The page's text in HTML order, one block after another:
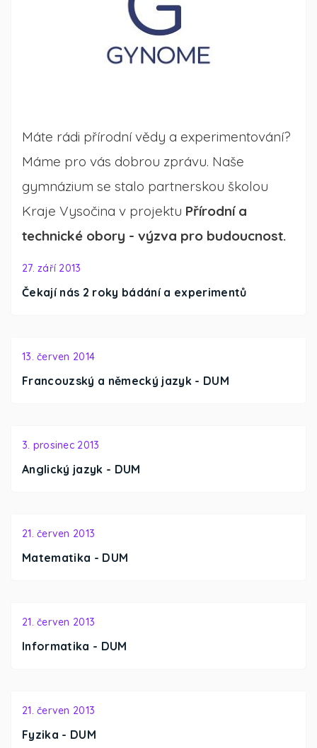
Čekají nás 2 roky bádání a experimentů
27. září 2013
Máte rádi přírodní vědy a experimentování?
Máme pro vás dobrou zprávu. Naše
gymnázium se stalo partnerskou školou
Kraje Vysočina v projektu Přírodní a
technické obory - výzva pro budoucnost.
Francouzský a německý jazyk - DUM
13. červen 2014
Anglický jazyk - DUM
3. prosinec 2013
Matematika - DUM
21. červen 2013
Informatika - DUM
21. červen 2013
Fyzika - DUM
21. červen 2013